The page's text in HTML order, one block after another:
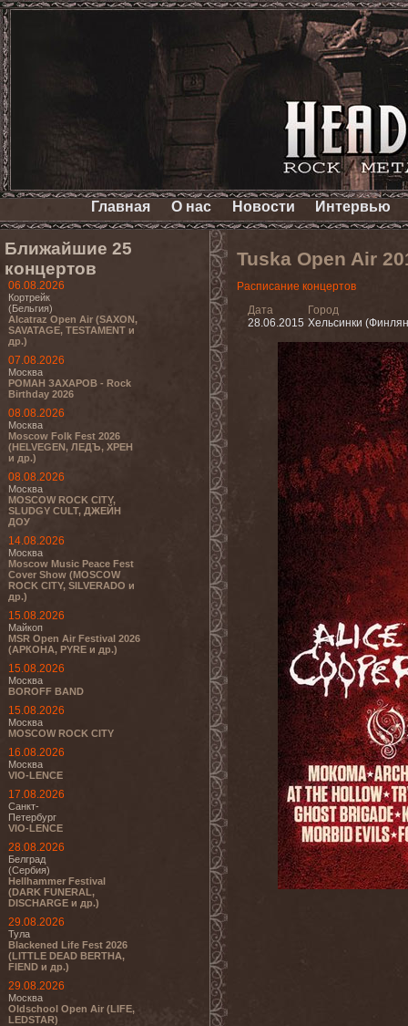
Главная О нас Новости Интервью
Ближайшие 25
концертов
06.08.2026
Кортрейк
(Бельгия)
Alcatraz Open Air (SAXON,
SAVATAGE, TESTAMENT и
др.)
07.08.2026
Москва
РОМАН ЗАХАРОВ - Rock
Birthday 2026
08.08.2026
Москва
Moscow Folk Fest 2026
(HELVEGEN, ЛЕДЪ, ХРЕН
и др.)
08.08.2026
Москва
MOSCOW ROCK CITY,
SLUDGY CULT, ДЖЕЙН
ДОУ
14.08.2026
Москва
Moscow Music Peace Fest
Cover Show (MOSCOW
ROCK CITY, SILVERADO и
др.)
15.08.2026
Майкоп
MSR Open Air Festival 2026
(АРКОНА, PYRE и др.)
15.08.2026
Москва
BOROFF BAND
15.08.2026
Москва
MOSCOW ROCK CITY
16.08.2026
Москва
VIO-LENCE
17.08.2026
Санкт-
Петербург
VIO-LENCE
28.08.2026
Белград
(Сербия)
Hellhammer Festival
(DARK FUNERAL,
DISCHARGE и др.)
29.08.2026
Тула
Blackened Life Fest 2026
(LITTLE DEAD BERTHA,
FIEND и др.)
29.08.2026
Москва
Oldschool Open Air (LIFE,
LEDSTAR)
Tuska Open Air
Расписание концертов
Дата
28.06.2015
Город
Хельсинки